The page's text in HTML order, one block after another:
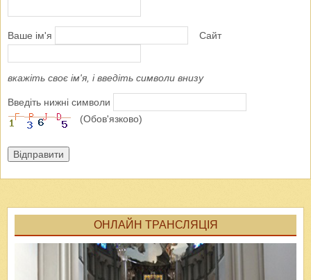
Ваше ім'я Сайт
вкажіть своє ім'я, і введіть символи внизу
Введіть нижні символи
(Обов'язково)
Відправити
ОНЛАЙН ТРАНСЛЯЦІЯ